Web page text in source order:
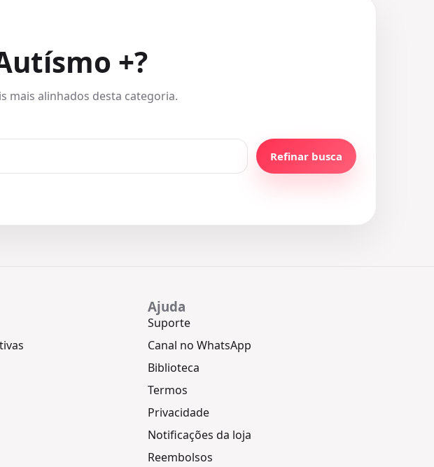
+?
mais alinhados desta categoria.
Refinar busca
Ajuda
Suporte
Canal no WhatsApp
Biblioteca
Termos
Privacidade
Notificações da loja
Reembolsos